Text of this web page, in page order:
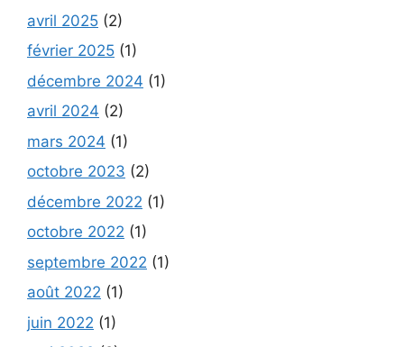
avril 2025 (2)
février 2025 (1)
décembre 2024 (1)
avril 2024 (2)
mars 2024 (1)
octobre 2023 (2)
décembre 2022 (1)
octobre 2022 (1)
septembre 2022 (1)
août 2022 (1)
juin 2022 (1)